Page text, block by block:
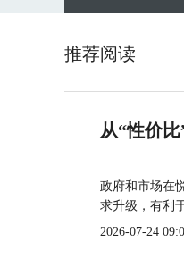
推荐阅读
从“性价
政府和市场在
求升级，有利
2026-07-24